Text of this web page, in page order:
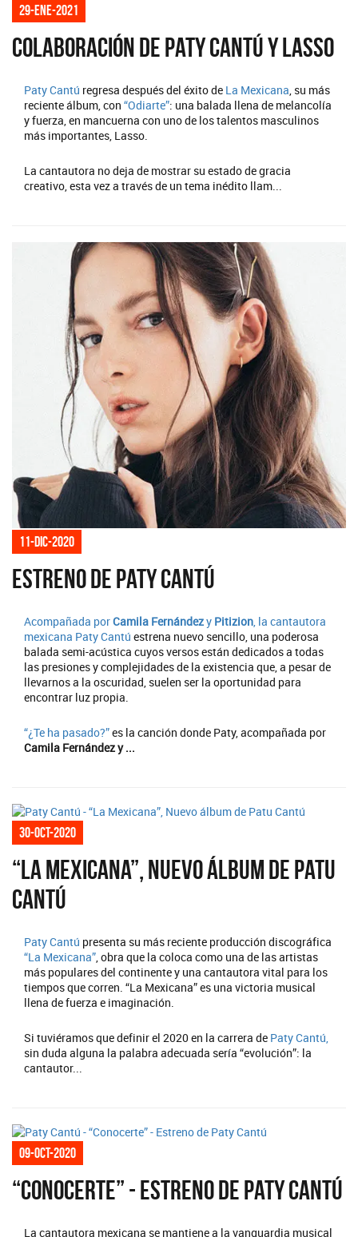
29-ene-2021
Colaboración de Paty Cantú y Lasso
Paty Cantú regresa después del éxito de La Mexicana, su más
reciente álbum, con “Odiarte”: una balada llena de melancolía
y fuerza, en mancuerna con uno de los talentos masculinos
más importantes, Lasso.
La cantautora no deja de mostrar su estado de gracia
creativo, esta vez a través de un tema inédito llam...
11-dic-2020
Estreno de Paty Cantú
Acompañada porCamila Fernándezy Pitizion, la cantautora
mexicana Paty Cantú estrena nuevo sencillo, una poderosa
balada semi-acústica cuyos versos están dedicados a todas
las presiones y complejidades de la existencia que, a pesar de
llevarnos a la oscuridad, suelen ser la oportunidad para
encontrar luz propia.
“¿Te ha pasado?”es la canción donde Paty, acompañada por
Camila Fernández y ...
30-oct-2020
“La Mexicana”, Nuevo álbum de Patu
Cantú
Paty Cantú presenta su más reciente producción discográfica
“La Mexicana”, obra que la coloca como una de las artistas
más populares del continente y una cantautora vital para los
tiempos que corren. “La Mexicana” es una victoria musical
llena de fuerza e imaginación.
Si tuviéramos que definir el 2020 en la carrera de Paty Cantú,
sin duda alguna la palabra adecuada sería “evolución”: la
cantautor...
09-oct-2020
“Conocerte” - Estreno de Paty Cantú
La cantautora mexicana se mantiene a la vanguardia musical